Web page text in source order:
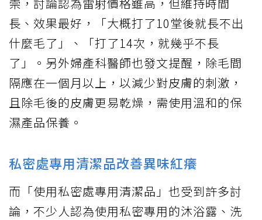
長、效果最好，「大概打了10堂後就長不出
什麼毛了」、「打了14次，就幾乎不長
了」。另外婦產科醫師也發文提醒，除毛間
隔應在一個月以上，以減少對皮膚的刺激，
且除毛後的皮膚更易乾燥，需使用溫和的保
濕產品保養。
私密處專用清潔品改善異味紅癢
而「使用私密處專用清潔品」也受到許多討
論，不少人認為使用私密專用的沐浴露、洗